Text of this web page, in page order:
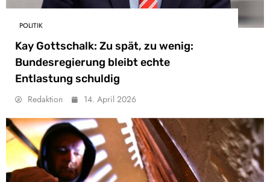
POLITIK
Kay Gottschalk: Zu spät, zu wenig:
Bundesregierung bleibt echte
Entlastung schuldig
Redaktion 14. April 2026